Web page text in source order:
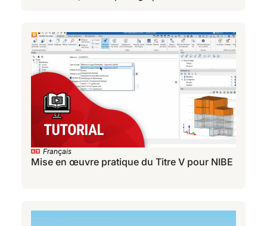
Français
Mise en œuvre pratique du Titre V pour NIBE